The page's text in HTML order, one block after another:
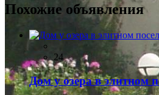
Похожие объявления
24
Дом у озера в элитном